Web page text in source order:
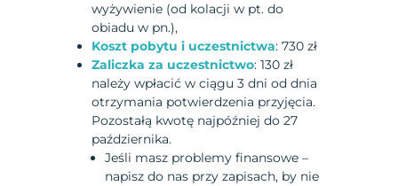
wyżywienie (od kolacji w pt. do
obiadu w pn.),
Koszt pobytu i uczestnictwa: 730 zł
Zaliczka za uczestnictwo: 130 zł
należy wpłacić w ciągu 3 dni od dnia
otrzymania potwierdzenia przyjęcia.
Pozostałą kwotę najpóźniej do 27
października.
Jeśli masz problemy finansowe –
napisz do nas przy zapisach, by nie